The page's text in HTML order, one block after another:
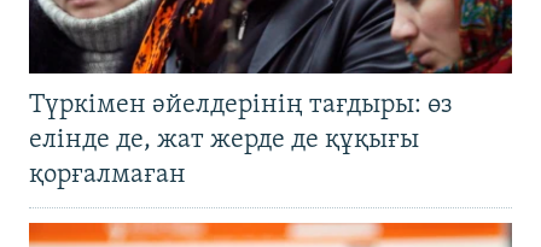
Түркімен әйелдерінің тағдыры: өз
елінде де, жат жерде де құқығы
қорғалмаған